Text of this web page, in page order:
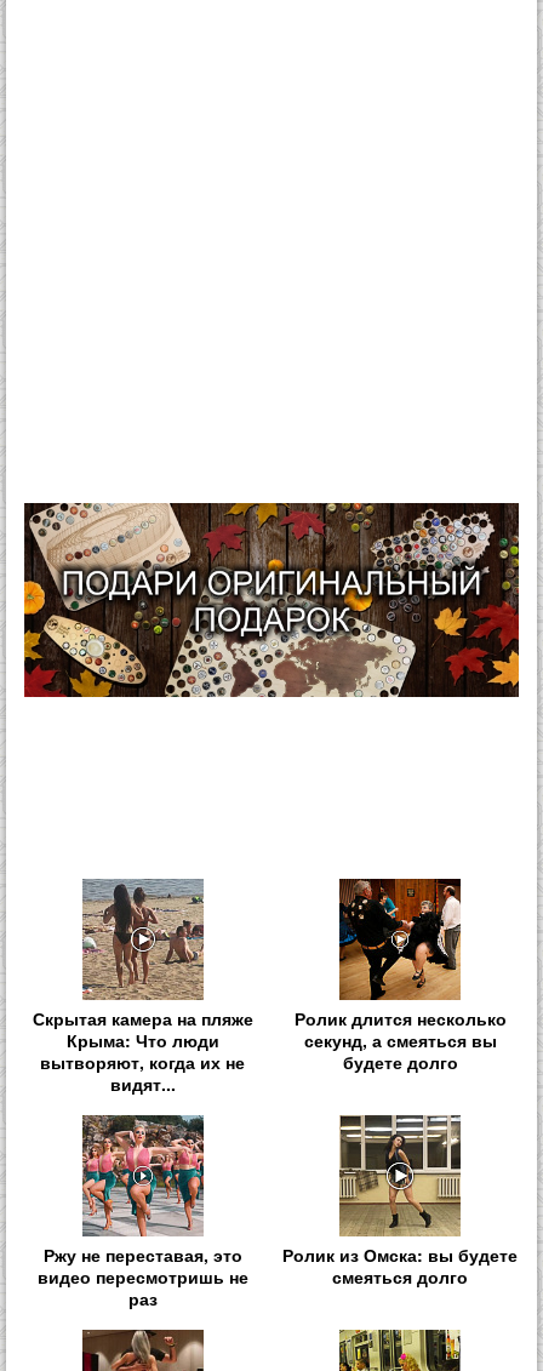
Скрытая камера на пляже
Крыма: Что люди
вытворяют, когда их не
видят...
Ролик длится несколько
секунд, а смеяться вы
будете долго
Ржу не переставая, это
видео пересмотришь не
раз
Ролик из Омска: вы будете
смеяться долго